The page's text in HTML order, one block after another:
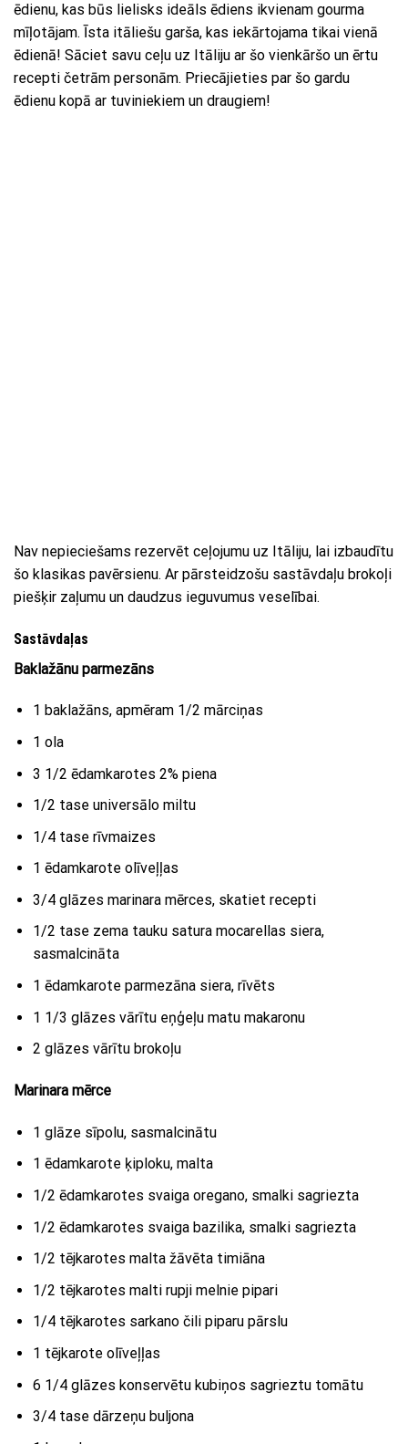
ēdienu, kas būs lielisks ideāls ēdiens ikvienam gourma
mīļotājam. Īsta itāliešu garša, kas iekārtojama tikai vienā
ēdienā! Sāciet savu ceļu uz Itāliju ar šo vienkāršo un ērtu
recepti četrām personām. Priecājieties par šo gardu
ēdienu kopā ar tuviniekiem un draugiem!
Nav nepieciešams rezervēt ceļojumu uz Itāliju, lai izbaudītu
šo klasikas pavērsienu. Ar pārsteidzošu sastāvdaļu brokoļi
piešķir zaļumu un daudzus ieguvumus veselībai.
Sastāvdaļas
Baklažānu parmezāns
1 baklažāns, apmēram 1/2 mārciņas
1 ola
3 1/2 ēdamkarotes 2% piena
1/2 tase universālo miltu
1/4 tase rīvmaizes
1 ēdamkarote olīveļļas
3/4 glāzes marinara mērces, skatiet recepti
1/2 tase zema tauku satura mocarellas siera,
sasmalcināta
1 ēdamkarote parmezāna siera, rīvēts
1 1/3 glāzes vārītu eņģeļu matu makaronu
2 glāzes vārītu brokoļu
Marinara mērce
1 glāze sīpolu, sasmalcinātu
1 ēdamkarote ķiploku, malta
1/2 ēdamkarotes svaiga oregano, smalki sagriezta
1/2 ēdamkarotes svaiga bazilika, smalki sagriezta
1/2 tējkarotes malta žāvēta timiāna
1/2 tējkarotes malti rupji melnie pipari
1/4 tējkarotes sarkano čili piparu pārslu
1 tējkarote olīveļļas
6 1/4 glāzes konservētu kubiņos sagrieztu tomātu
3/4 tase dārzeņu buljona